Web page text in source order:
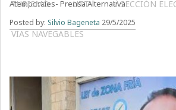
TURISMO UTT V SECCIÓN
VÍAS NAVEGABLES
Atemporales- Prensa Alternativa
Posted by: Silvio Bageneta 29/5/2025